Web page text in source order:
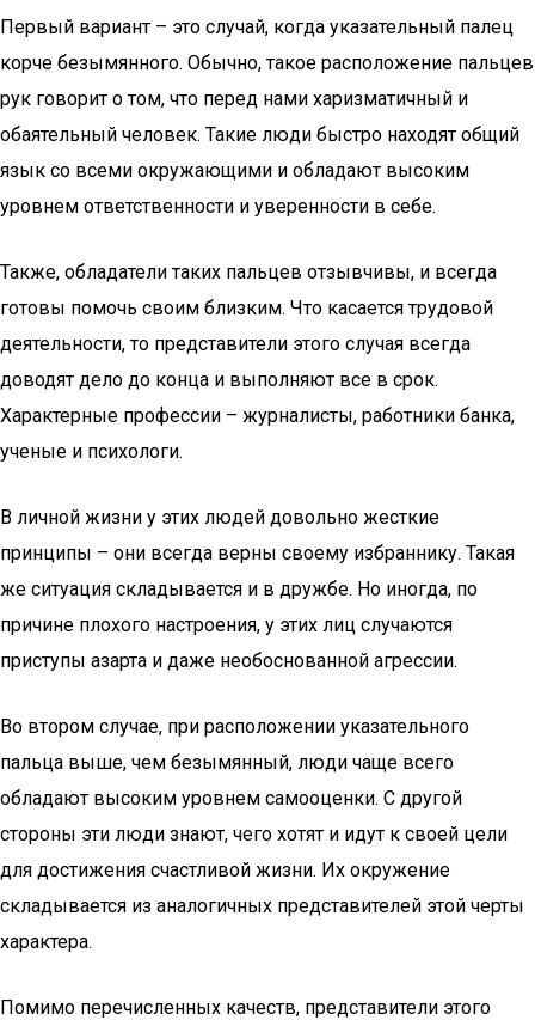
Первый вариант – это случай, когда указательный палец
корче безымянного. Обычно, такое расположение пальцев
рук говорит о том, что перед нами харизматичный и
обаятельный человек. Такие люди быстро находят общий
язык со всеми окружающими и обладают высоким
уровнем ответственности и уверенности в себе.
Также, обладатели таких пальцев отзывчивы, и всегда
готовы помочь своим близким. Что касается трудовой
деятельности, то представители этого случая всегда
доводят дело до конца и выполняют все в срок.
Характерные профессии – журналисты, работники банка,
ученые и психологи.
В личной жизни у этих людей довольно жесткие
принципы – они всегда верны своему избраннику. Такая
же ситуация складывается и в дружбе. Но иногда, по
причине плохого настроения, у этих лиц случаются
приступы азарта и даже необоснованной агрессии.
Во втором случае, при расположении указательного
пальца выше, чем безымянный, люди чаще всего
обладают высоким уровнем самооценки. С другой
стороны эти люди знают, чего хотят и идут к своей цели
для достижения счастливой жизни. Их окружение
складывается из аналогичных представителей этой черты
характера.
Помимо перечисленных качеств, представители этого